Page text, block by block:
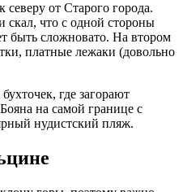
от Старого города.
что с одной стороны
быть сложновато. На втором
платные лежаки (довольно
где загорают
на самой границе с
нудистский пляж.